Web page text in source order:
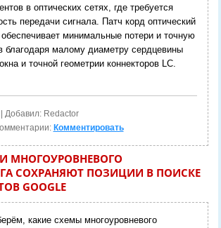
в оптических сетях, где требуется
передачи сигнала. Патч корд оптический
минимальные потери и точную
благодаря малому диаметру сердцевины
и точной геометрии коннекторов LC.
Добавил: Redactor
Комментировать
МНОГОУРОВНЕВОГО
СОХРАНЯЮТ ПОЗИЦИИ В ПОИСКЕ
GOOGLE
какие схемы многоуровневого